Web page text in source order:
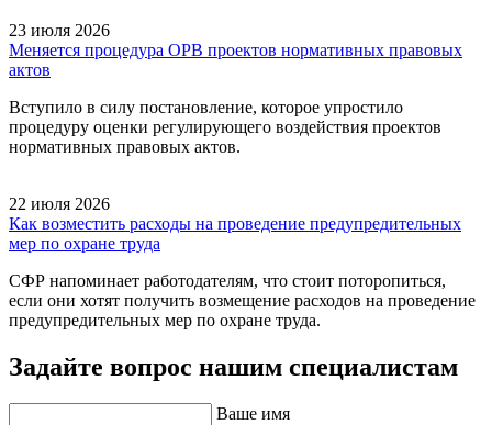
23 июля 2026
Меняется процедура ОРВ проектов нормативных правовых
актов
Вступило в силу постановление, которое упростило
процедуру оценки регулирующего воздействия проектов
нормативных правовых актов.
22 июля 2026
Как возместить расходы на проведение предупредительных
мер по охране труда
СФР напоминает работодателям, что стоит поторопиться,
если они хотят получить возмещение расходов на проведение
предупредительных мер по охране труда.
Задайте вопрос нашим специалистам
Ваше имя